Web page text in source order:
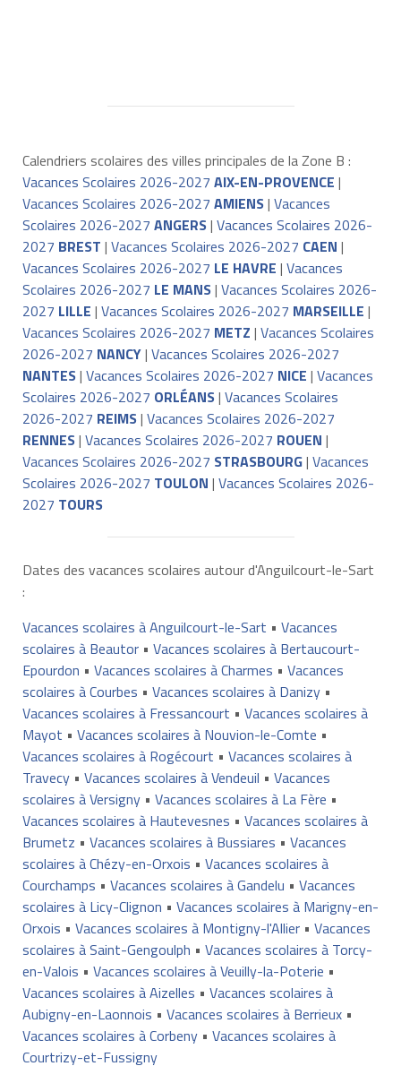
Calendriers scolaires des villes principales de la Zone B :
Vacances Scolaires 2026-2027 AIX-EN-PROVENCE |
Vacances Scolaires 2026-2027 AMIENS| Vacances
Scolaires 2026-2027 ANGERS| Vacances Scolaires 2026-
2027 BREST | Vacances Scolaires 2026-2027 CAEN |
Vacances Scolaires 2026-2027 LE HAVRE | Vacances
Scolaires 2026-2027 LE MANS| Vacances Scolaires 2026-
2027 LILLE | Vacances Scolaires 2026-2027 MARSEILLE |
Vacances Scolaires 2026-2027 METZ | Vacances Scolaires
2026-2027 NANCY| Vacances Scolaires 2026-2027
NANTES| Vacances Scolaires 2026-2027 NICE | Vacances
Scolaires 2026-2027 ORLÉANS| Vacances Scolaires
2026-2027 REIMS| Vacances Scolaires 2026-2027
RENNES| Vacances Scolaires 2026-2027 ROUEN |
Vacances Scolaires 2026-2027 STRASBOURG| Vacances
Scolaires 2026-2027 TOULON | Vacances Scolaires 2026-
2027 TOURS
Dates des vacances scolaires autour d'Anguilcourt-le-Sart
:
Vacances scolaires à Anguilcourt-le-Sart • Vacances
scolaires à Beautor• Vacances scolaires à Bertaucourt-
Epourdon • Vacances scolaires à Charmes • Vacances
scolaires à Courbes • Vacances scolaires à Danizy•
Vacances scolaires à Fressancourt • Vacances scolaires à
Mayot • Vacances scolaires à Nouvion-le-Comte •
Vacances scolaires à Rogécourt • Vacances scolaires à
Travecy• Vacances scolaires à Vendeuil • Vacances
scolaires à Versigny• Vacances scolaires à La Fère •
Vacances scolaires à Hautevesnes • Vacances scolaires à
Brumetz • Vacances scolaires à Bussiares • Vacances
scolaires à Chézy-en-Orxois • Vacances scolaires à
Courchamps • Vacances scolaires à Gandelu • Vacances
scolaires à Licy-Clignon • Vacances scolaires à Marigny-en-
Orxois • Vacances scolaires à Montigny-l'Allier• Vacances
scolaires à Saint-Gengoulph • Vacances scolaires à Torcy-
en-Valois • Vacances scolaires à Veuilly-la-Poterie •
Vacances scolaires à Aizelles • Vacances scolaires à
Aubigny-en-Laonnois • Vacances scolaires à Berrieux•
Vacances scolaires à Corbeny• Vacances scolaires à
Courtrizy-et-Fussigny